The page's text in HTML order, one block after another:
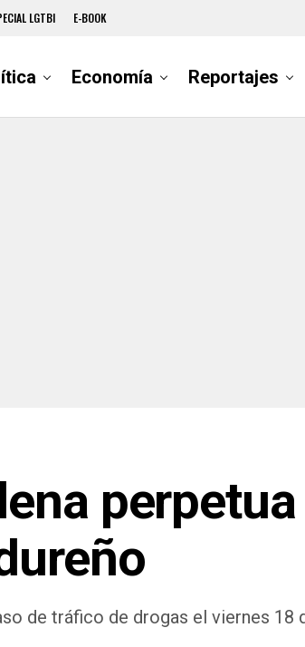
LGTBI E-BOOK
Economía Reportajes
de tráfico de drogas el viernes